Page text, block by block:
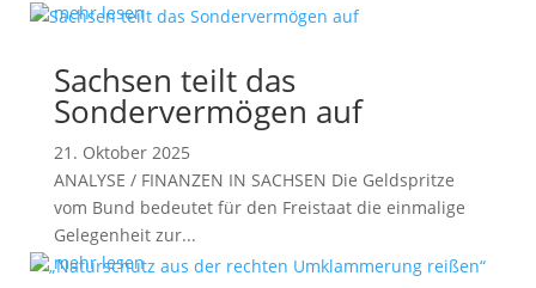
mehr lesen
Sachsen teilt das
Sondervermögen auf
21. Oktober 2025
ANALYSE / FINANZEN IN SACHSEN Die Geldspritze
vom Bund bedeutet für den Freistaat die einmalige
Gelegenheit zur...
mehr lesen